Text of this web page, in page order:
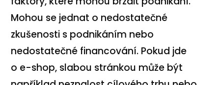
Mohou se jednat o nedostatečné
zkušenosti s podnikáním nebo
nedostatečné financování. Pokud jde
o e-shop, slabou stránkou může být